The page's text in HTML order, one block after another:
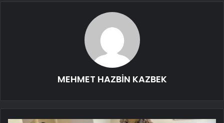
MEHMET HAZBİN KAZBEK